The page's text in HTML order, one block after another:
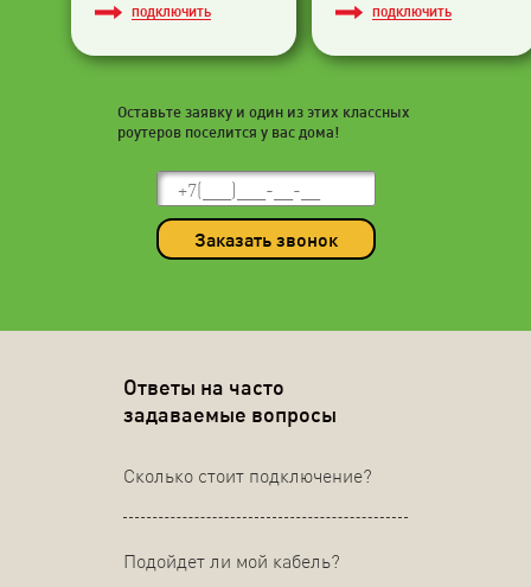
ПОДКЛЮЧИТЬ ПОДКЛЮЧИТЬ
Оставьте заявку и один из этих классных
роутеров поселится у вас дома!
Заказать звонок
Ответы на часто
задаваемые вопросы
Сколько стоит подключение?
Подойдет ли мой кабель?